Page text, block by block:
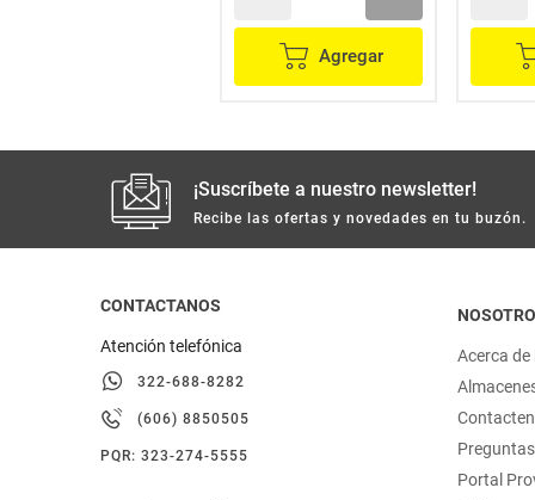
Agregar
¡Suscríbete a nuestro newsletter!
Recibe las ofertas y novedades en tu buzón.
CONTACTANOS
Atención telefónica
322-688-8282
(606) 8850505
PQR: 323-274-5555
Acerca
Portal